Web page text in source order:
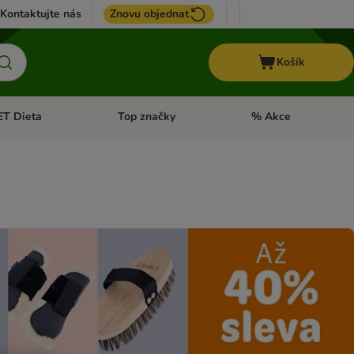
Kontaktujte nás Znovu objednat
Košík
menu: Koně
Dieta Otevřít menu: + VET Dieta
Top značky Otevřít menu: Top
% Akce